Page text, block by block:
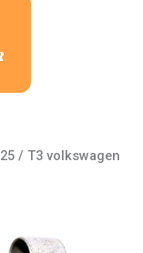
/ T3 volkswagen